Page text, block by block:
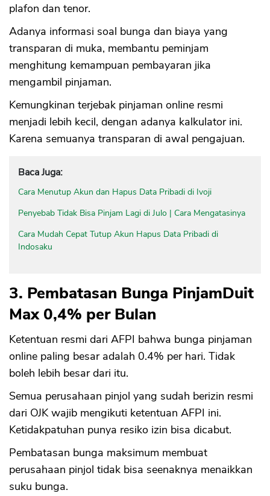
plafon dan tenor.
Adanya informasi soal bunga dan biaya yang
transparan di muka, membantu peminjam
menghitung kemampuan pembayaran jika
mengambil pinjaman.
Kemungkinan terjebak pinjaman online resmi
menjadi lebih kecil, dengan adanya kalkulator ini.
Karena semuanya transparan di awal pengajuan.
Baca Juga:
Cara Menutup Akun dan Hapus Data Pribadi di Ivoji
Penyebab Tidak Bisa Pinjam Lagi di Julo | Cara Mengatasinya
Cara Mudah Cepat Tutup Akun Hapus Data Pribadi di
Indosaku
3. Pembatasan Bunga PinjamDuit
Max 0,4% per Bulan
Ketentuan resmi dari AFPI bahwa bunga pinjaman
online paling besar adalah 0.4% per hari. Tidak
boleh lebih besar dari itu.
Semua perusahaan pinjol yang sudah berizin resmi
dari OJK wajib mengikuti ketentuan AFPI ini.
Ketidakpatuhan punya resiko izin bisa dicabut.
Pembatasan bunga maksimum membuat
perusahaan pinjol tidak bisa seenaknya menaikkan
suku bunga.